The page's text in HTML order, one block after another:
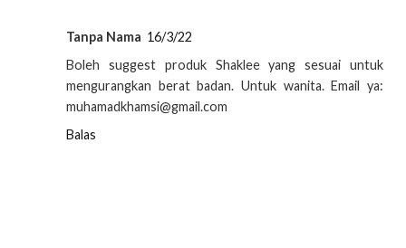
Tanpa Nama 16/3/22
Boleh suggest produk Shaklee yang sesuai untuk
mengurangkan berat badan. Untuk wanita. Email ya:
muhamadkhamsi@gmail.com
Balas